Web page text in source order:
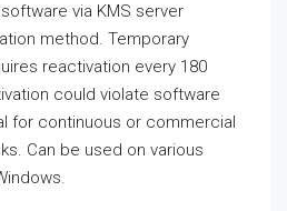
via KMS server
method. Temporary
reactivation every 180
could violate software
for continuous or commercial
Can be used on various